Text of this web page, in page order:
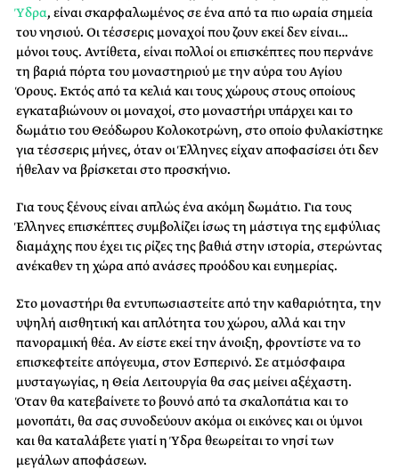
Ύδρα, είναι σκαρφαλωμένος σε ένα από τα πιο ωραία σημεία
του νησιού. Οι τέσσερις μοναχοί που ζουν εκεί δεν είναι…
μόνοι τους. Αντίθετα, είναι πολλοί οι επισκέπτες που περνάνε
τη βαριά πόρτα του μοναστηριού με την αύρα του Αγίου
Όρους. Εκτός από τα κελιά και τους χώρους στους οποίους
εγκαταβιώνουν οι μοναχοί, στο μοναστήρι υπάρχει και το
δωμάτιο του Θεόδωρου Κολοκοτρώνη, στο οποίο φυλακίστηκε
για τέσσερις μήνες, όταν οι Έλληνες είχαν αποφασίσει ότι δεν
ήθελαν να βρίσκεται στο προσκήνιο.
Για τους ξένους είναι απλώς ένα ακόμη δωμάτιο. Για τους
Έλληνες επισκέπτες συμβολίζει ίσως τη μάστιγα της εμφύλιας
διαμάχης που έχει τις ρίζες της βαθιά στην ιστορία, στερώντας
ανέκαθεν τη χώρα από ανάσες προόδου και ευημερίας.
Στο μοναστήρι θα εντυπωσιαστείτε από την καθαριότητα, την
υψηλή αισθητική και απλότητα του χώρου, αλλά και την
πανοραμική θέα. Αν είστε εκεί την άνοιξη, φροντίστε να το
επισκεφτείτε απόγευμα, στον Εσπερινό. Σε ατμόσφαιρα
μυσταγωγίας, η Θεία Λειτουργία θα σας μείνει αξέχαστη.
Όταν θα κατεβαίνετε το βουνό από τα σκαλοπάτια και το
μονοπάτι, θα σας συνοδεύουν ακόμα οι εικόνες και οι ύμνοι
και θα καταλάβετε γιατί η Ύδρα θεωρείται το νησί των
μεγάλων αποφάσεων.